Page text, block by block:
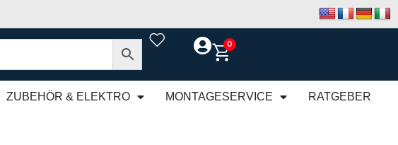
0
ZUBEHÖR & ELEKTRO MONTAGESERVICE RATGEBER